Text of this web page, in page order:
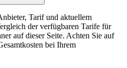
Tarif und aktuellem
der verfügbaren Tarife für
auf dieser Seite. Achten Sie auf
bei Ihrem